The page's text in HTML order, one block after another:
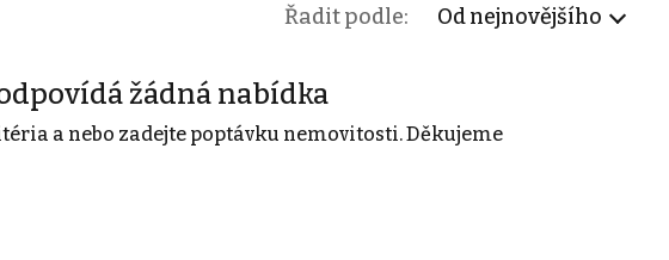
Řadit podle: Od nejnovějšího
žádná nabídka
a nebo zadejte poptávku nemovitosti. Děkujeme